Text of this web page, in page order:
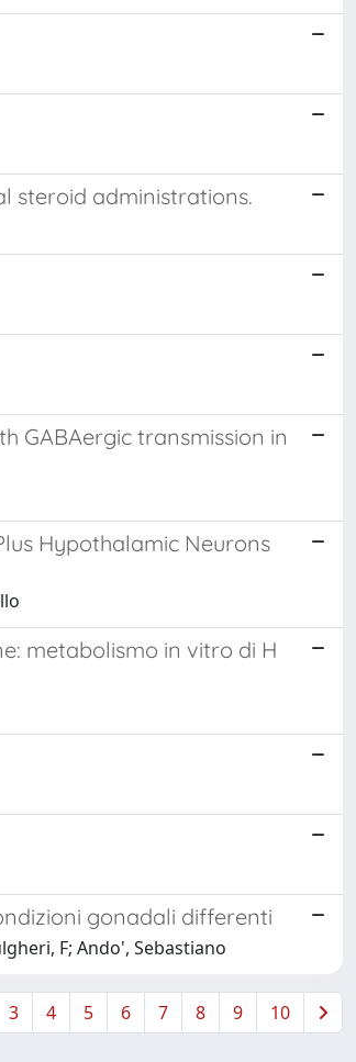
steroid administrations.
GABAergic transmission in
Hypothalamic Neurons
metabolismo in vitro di H
gonadali differenti
F; Ando', Sebastiano
3 4 5 6 7 8 9 10